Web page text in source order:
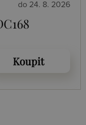
do 24. 8. 2026
Koupit